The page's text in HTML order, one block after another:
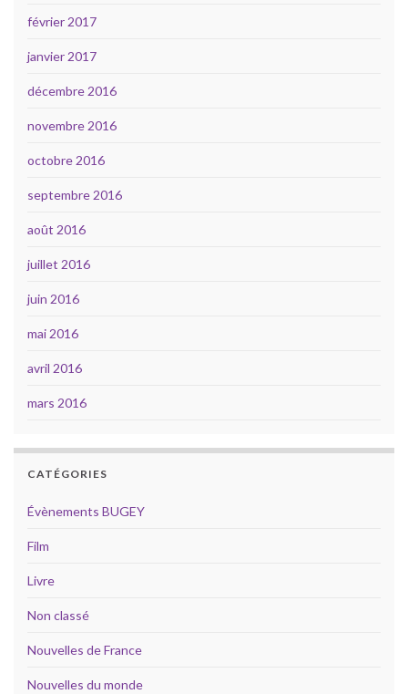
février 2017
janvier 2017
décembre 2016
novembre 2016
octobre 2016
septembre 2016
août 2016
juillet 2016
juin 2016
mai 2016
avril 2016
mars 2016
CATÉGORIES
Évènements BUGEY
Film
Livre
Non classé
Nouvelles de France
Nouvelles du monde